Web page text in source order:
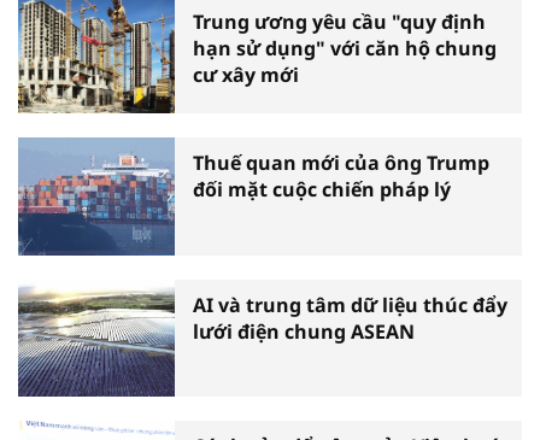
Trung ương yêu cầu "quy định
hạn sử dụng" với căn hộ chung
cư xây mới
Thuế quan mới của ông Trump
đối mặt cuộc chiến pháp lý
AI và trung tâm dữ liệu thúc đẩy
lưới điện chung ASEAN